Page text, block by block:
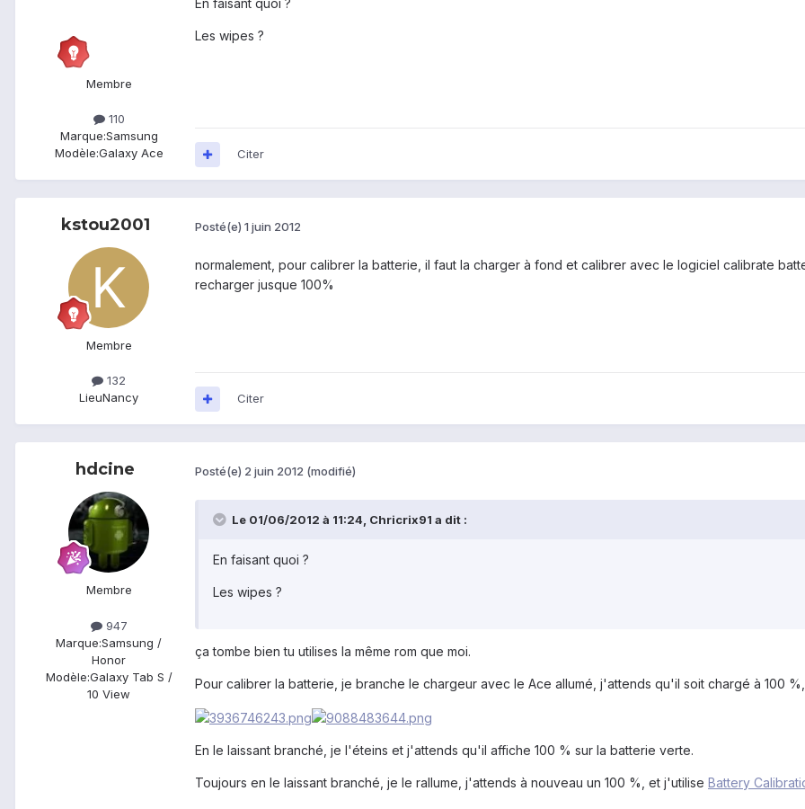
Membre
110
Marque:Samsung
Modèle:Galaxy Ace
En faisant quoi ?
Les wipes ?
Citer
kstou2001
Membre
132
LieuNancy
Posté(e) 1 juin 2012
normalement, pour calibrer la batterie, il faut la charger à fond et calibrer avec le logiciel calibrate
recharger jusque 100%
Citer
hdcine
Membre
947
Marque:Samsung /
Honor
Modèle:Galaxy Tab S /
10 View
Posté(e) 2 juin 2012 (modifié)
Le 01/06/2012 à 11:24, Chricrix91 a dit :
En faisant quoi ?
Les wipes ?
ça tombe bien tu utilises la même rom que moi.
Pour calibrer la batterie, je branche le chargeur avec le Ace allumé, j'attends qu'il soit chargé à 100
En le laissant branché, je l'éteins et j'attends qu'il affiche 100 % sur la batterie verte.
Toujours en le laissant branché, je le rallume, j'attends à nouveau un 100 %, et j'utilise Battery